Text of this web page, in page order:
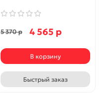
5 370 р 4 565 р
В корзину
Быстрый заказ